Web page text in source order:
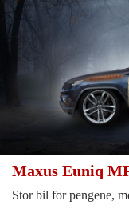
Maxus Euniq
Stor bil for pengene,